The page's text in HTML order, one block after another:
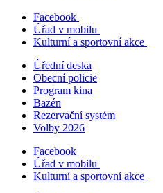
Facebook
Úřad v mobilu
Kulturní a sportovní akce
Úřední deska
Obecní policie
Program kina
Bazén
Rezervační systém
Volby 2026
Facebook
Úřad v mobilu
Kulturní a sportovní akce